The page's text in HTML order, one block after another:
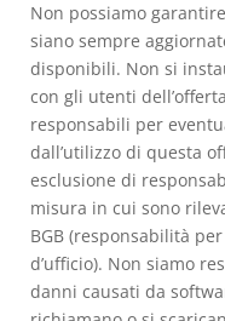
Non possiamo
siano sempre
disponibili. Non si
con gli utenti
responsabili per
dall’utilizzo di questa
esclusione di
misura in cui sono
BGB (responsabilità
d’ufficio). Non siamo
danni causati da